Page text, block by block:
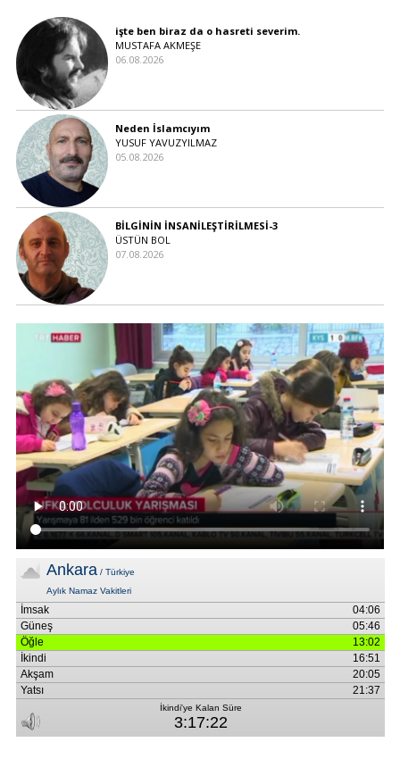
işte ben biraz da o hasreti severim.
MUSTAFA AKMEŞE
06.08.2026
Neden İslamcıyım
YUSUF YAVUZYILMAZ
05.08.2026
BİLGİNİN İNSANİLEŞTİRİLMESİ-3
ÜSTÜN BOL
07.08.2026